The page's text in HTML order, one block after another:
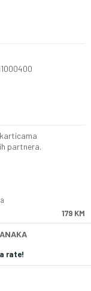
partnera.
179 KM
rate!